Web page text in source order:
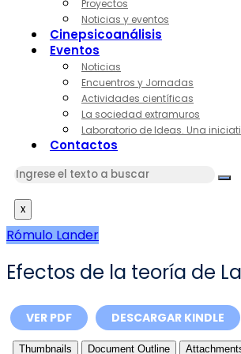
Proyectos
Noticias y eventos
Cinepsicoanálisis
Eventos
Noticias
Encuentros y Jornadas
Actividades científicas
La sociedad extramuros
Laboratorio de Ideas. Una
Contactos
x
Rómulo Lander
Efectos de la teoría de
VER PDF DESCARGAR KINDLE